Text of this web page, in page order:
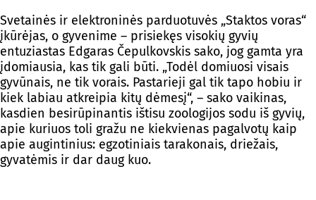
Svetainės ir elektroninės parduotuvės „Staktos voras“
įkūrėjas, o gyvenime – prisiekęs visokių gyvių
entuziastas Edgaras Čepulkovskis sako, jog gamta yra
įdomiausia, kas tik gali būti. „Todėl domiuosi visais
gyvūnais, ne tik vorais. Pastarieji gal tik tapo hobiu ir
kiek labiau atkreipia kitų dėmesį“, – sako vaikinas,
kasdien besirūpinantis ištisu zoologijos sodu iš gyvių,
apie kuriuos toli gražu ne kiekvienas pagalvotų kaip
apie augintinius: egzotiniais tarakonais, driežais,
gyvatėmis ir dar daug kuo.